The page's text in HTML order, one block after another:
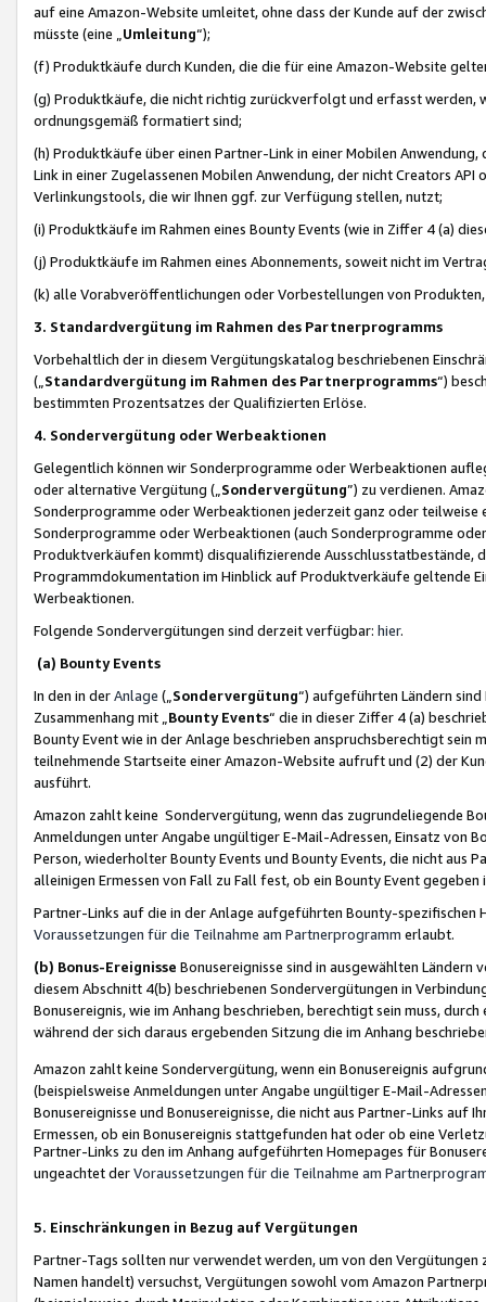
auf eine Amazon-Website umleitet, ohne dass der Kunde auf der
müsste (eine „ Umleitung“);
(f) Produktkäufe durch Kunden, die die für eine Amazon-Website
(g) Produktkäufe, die nicht richtig zurückverfolgt und erfasst werden,
ordnungsgemäß formatiert sind;
(h) Produktkäufe über einen Partner-Link in einer Mobilen
Link in einer Zugelassenen Mobilen Anwendung, der nicht Creators
Verlinkungstools, die wir Ihnen ggf. zur Verfügung stellen, nutzt;
(i) Produktkäufe im Rahmen eines Bounty Events (wie in Ziffer 4 (a)
(j) Produktkäufe im Rahmen eines Abonnements, soweit nicht im
(k) alle Vorabveröffentlichungen oder Vorbestellungen von
3. Standardvergütung im Rahmen des Partnerprogramms
Vorbehaltlich der in diesem Vergütungskatalog beschriebenen
(„ Standardvergütung im Rahmen des Partnerprogramms“)
bestimmten Prozentsatzes der Qualifizierten Erlöse.
4. Sondervergütung oder Werbeaktionen
Gelegentlich können wir Sonderprogramme oder Werbeaktionen
oder alternative Vergütung („ Sondervergütung”) zu verdienen.
Sonderprogramme oder Werbeaktionen jederzeit ganz oder
Sonderprogramme oder Werbeaktionen (auch Sonderprogramme
Produktverkäufen kommt) disqualifizierende Ausschlusstatbestände,
Programmdokumentation im Hinblick auf Produktverkäufe geltende
Werbeaktionen.
Folgende Sondervergütungen sind derzeit verfügbar: hier.
(a) Bounty Events
In den in derAnlage („ Sondervergütung“) aufgeführten Ländern
Zusammenhang mit „ Bounty Events“ die in dieser Ziffer 4 (a)
Bounty Event wie in der Anlage beschrieben anspruchsberechtigt sein
teilnehmende Startseite einer Amazon-Website aufruft und (2) der
ausführt.
Amazon zahlt keine Sondervergütung, wenn das zugrundeliegende
Anmeldungen unter Angabe ungültiger E-Mail-Adressen, Einsatz von
Person, wiederholter Bounty Events und Bounty Events, die nicht
alleinigen Ermessen von Fall zu Fall fest, ob ein Bounty Event
Partner-Links auf die in der Anlage aufgeführten Bounty-spezifischen
Voraussetzungen für die Teilnahme am Partnerprogramm erlaubt.
(b) Bonus-Ereignisse Bonusereignisse sind in ausgewählten Ländern
diesem Abschnitt 4(b) beschriebenen Sondervergütungen in
Bonusereignis, wie im Anhang beschrieben, berechtigt sein muss,
während der sich daraus ergebenden Sitzung die im Anhang
Amazon zahlt keine Sondervergütung, wenn ein Bonusereignis
(beispielsweise Anmeldungen unter Angabe ungültiger E-Mail-
Bonusereignisse und Bonusereignisse, die nicht aus Partner-Links auf
Ermessen, ob ein Bonusereignis stattgefunden hat oder ob eine
Partner-Links zu den im Anhang aufgeführten Homepages für
ungeachtet derVoraussetzungen für die Teilnahme am
5. Einschränkungen in Bezug auf Vergütungen
Partner-Tags sollten nur verwendet werden, um von den
Namen handelt) versuchst, Vergütungen sowohl vom Amazon